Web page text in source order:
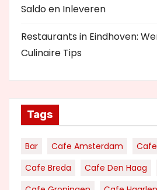
Saldo en Inleveren
Restaurants in Eindhoven:
Culinaire Tips
Tags
Bar Cafe Amsterdam
Cafe Breda
Cafe Den Haag